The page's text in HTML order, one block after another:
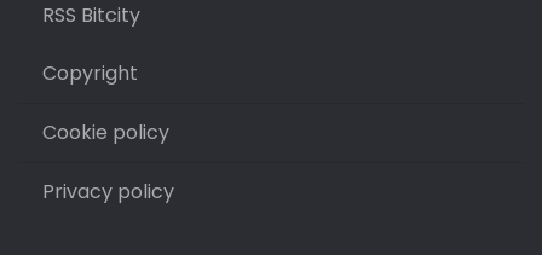
RSS Bitcity
Copyright
Cookie policy
Privacy policy